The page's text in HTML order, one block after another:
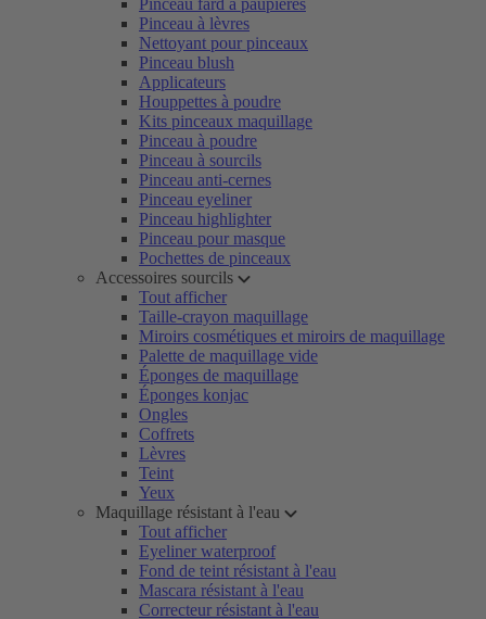
Pinceau fard à paupières
Pinceau à lèvres
Nettoyant pour pinceaux
Pinceau blush
Applicateurs
Houppettes à poudre
Kits pinceaux maquillage
Pinceau à poudre
Pinceau à sourcils
Pinceau anti-cernes
Pinceau eyeliner
Pinceau highlighter
Pinceau pour masque
Pochettes de pinceaux
Accessoires sourcils
Tout afficher
Taille-crayon maquillage
Miroirs cosmétiques et miroirs de maquillage
Palette de maquillage vide
Éponges de maquillage
Éponges konjac
Ongles
Coffrets
Lèvres
Teint
Yeux
Maquillage résistant à l'eau
Tout afficher
Eyeliner waterproof
Fond de teint résistant à l'eau
Mascara résistant à l'eau
Correcteur résistant à l'eau